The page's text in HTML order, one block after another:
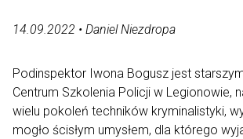
14.09.2022 • Daniel Niezdropa
Podinspektor Iwona Bogusz jest
Centrum Szkolenia Policji w Legionowie,
wielu pokoleń techników kryminalistyki,
mogło ścisłym umysłem, dla którego